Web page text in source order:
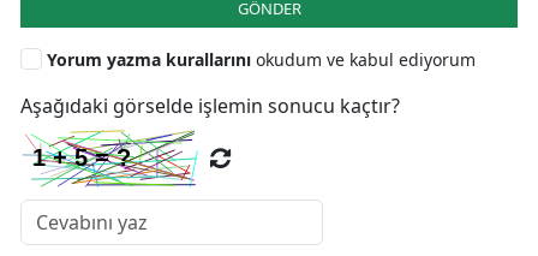
GÖNDER
Yorum yazma kurallarını okudum ve kabul ediyorum
Aşağıdaki görselde işlemin sonucu kaçtır?